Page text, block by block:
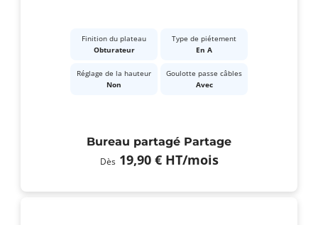
Finition du plateau
Obturateur
Type de piétement
En A
Réglage de la hauteur
Non
Goulotte passe câbles
Avec
Bureau partagé Partage
Dès 19,90 € HT/mois